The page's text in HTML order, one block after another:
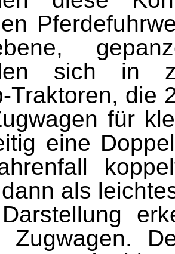
sich in
Traktoren, die
für
eine
als
Zug­wagen.